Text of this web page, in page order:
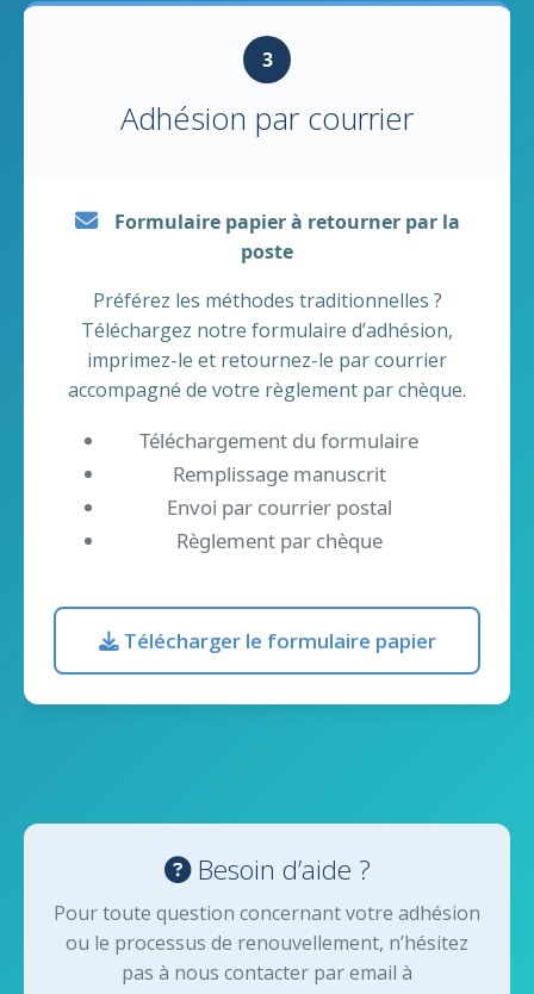
3
Adhésion par courrier
Formulaire papier à retourner par la
poste
Préférez les méthodes traditionnelles ?
Téléchargez notre formulaire d’adhésion,
imprimez-le et retournez-le par courrier
accompagné de votre règlement par chèque.
Téléchargement du formulaire
Remplissage manuscrit
Envoi par courrier postal
Règlement par chèque
Télécharger le formulaire papier
Besoin d’aide ?
Pour toute question concernant votre adhésion
ou le processus de renouvellement, n’hésitez
pas à nous contacter par email à